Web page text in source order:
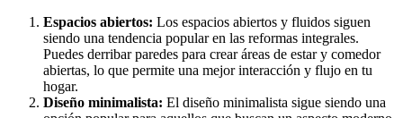
Espacios abiertos: Los espacios abiertos y fluidos siguen
siendo una tendencia popular en las reformas integrales.
Puedes derribar paredes para crear áreas de estar y comedor
abiertas, lo que permite una mejor interacción y flujo en tu
hogar.
Diseño minimalista: El diseño minimalista sigue siendo una